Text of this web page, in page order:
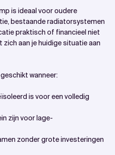
is ideaal voor oudere
bestaande radiatorsystemen
praktisch of financieel niet
aan je huidige situatie aan
wanneer:
is voor een volledig
zijn voor lage-
zonder grote investeringen